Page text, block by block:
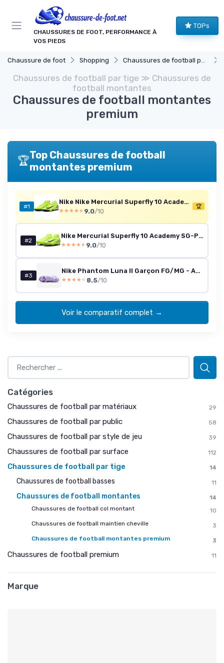
CHAUSSURES DE FOOT, PERFORMANCE À
VOS PIEDS
TOPs
Chaussure de foot Shopping Chaussures de football par tige
Chaussures de football par tige ≫ Chaussures de
football montantes
Chaussures de football montantes
premium
🏆Top Chaussures de football
montantes premium
#1
Nike Nike Mercurial Superfly 10 Academy TF High-Top Fußballschuhe Chaussure de footballHomme 40 EU Volt Black
★★★★★
★★★★★ 9.0/10
🏆
#2
Nike Mercurial Superfly 10 Academy SG-Pro High – Homme (43 EU)
★★★★★
★★★★★ 9.0/10
#3
Nike Phantom Luna II Garçon FG/MG - Agate Violette / Barely Volt - 47.5 EU
★★★★★
★★★★★ 8.5/10
Voir le comparatif complet →
Catégories
Chaussures de football par matériaux 29
Chaussures de football par public 58
Chaussures de football par style de jeu 39
Chaussures de football par surface 112
Chaussures de football par tige 14
Chaussures de football basses 11
Chaussures de football montantes
14
Chaussures de football col montant
10
Chaussures de football maintien cheville
3
Chaussures de football montantes premium
3
Chaussures de football premium 11
Marque
Panneau de gestion des cookies